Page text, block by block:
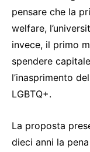
pensare che la
welfare,
invece, il primo
spendere
l’inasprimento
LGBTQ+.
La proposta
dieci anni la